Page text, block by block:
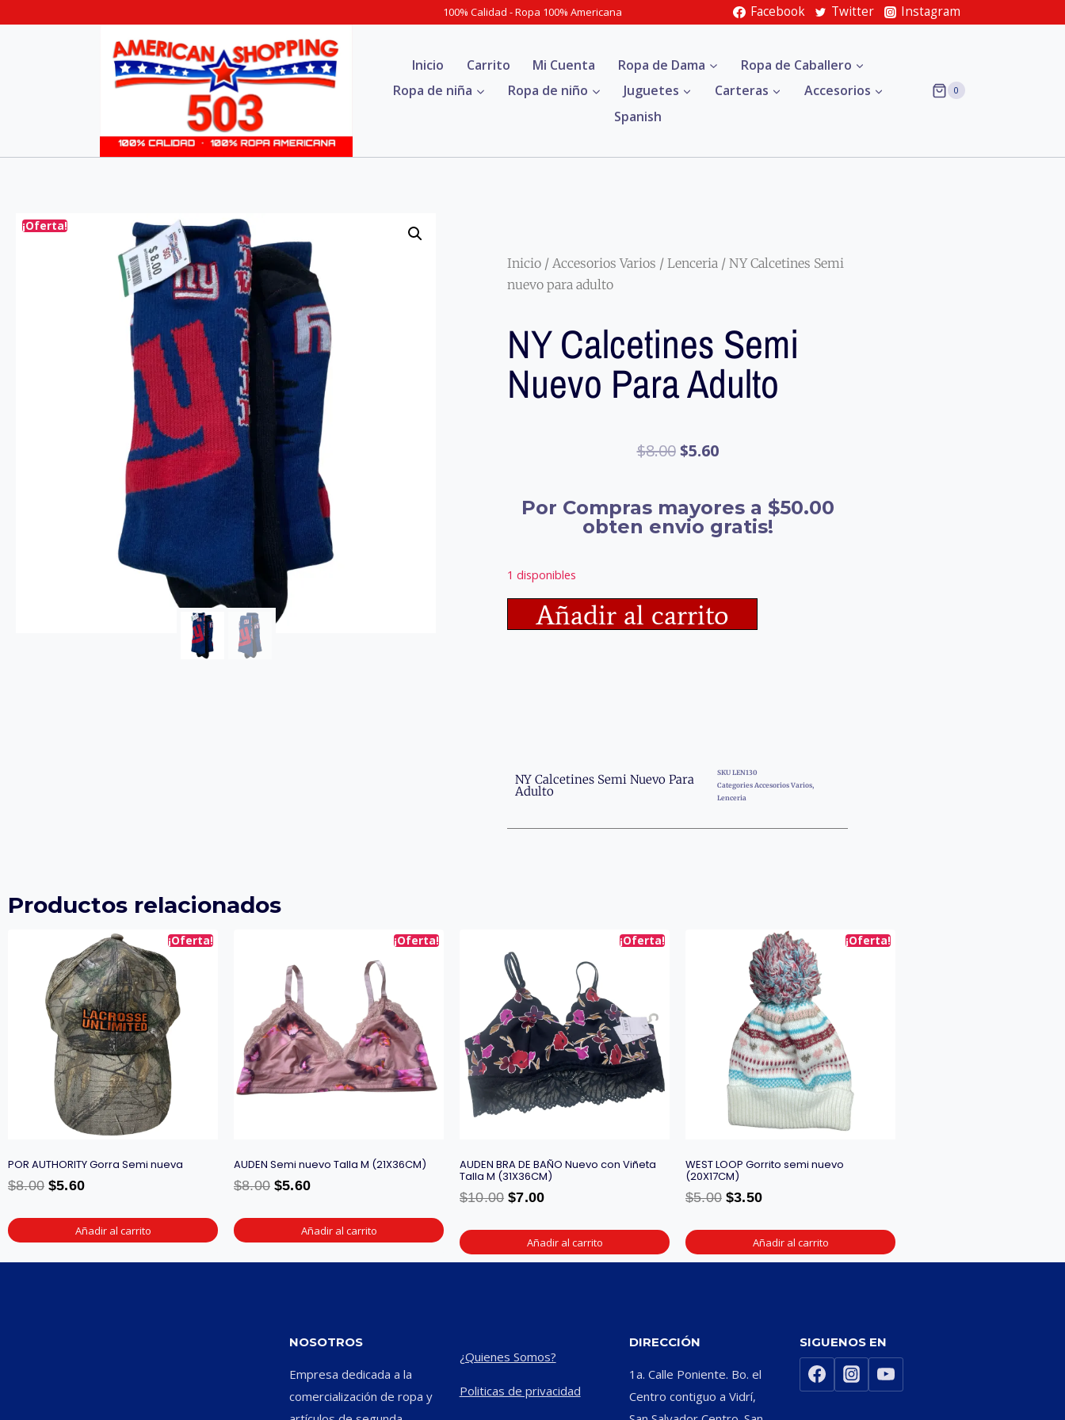
100% Calidad - Ropa 100% Americana Facebook Twitter Instagram
Inicio Carrito Mi Cuenta Ropa de Dama
Ropa de Caballero
Ropa de niña
Ropa de niño Juguetes Carteras
Accesorios
Spanish
0
¡Oferta!
Inicio / Accesorios Varios / Lenceria / NY Calcetines Semi
nuevo para adulto
NY Calcetines Semi
Nuevo Para Adulto
$8.00 $5.60
Por Compras mayores a $50.00
obten envio gratis!
1 disponibles
Añadir al carrito
NY Calcetines Semi Nuevo Para
Adulto
SKU LEN130
Categories Accesorios Varios,
Lenceria
Productos relacionados
¡Oferta!
POR AUTHORITY Gorra Semi nueva
$8.00 $5.60
Añadir al carrito
¡Oferta!
AUDEN Semi nuevo Talla M (21X36CM)
$8.00 $5.60
Añadir al carrito
¡Oferta!
AUDEN BRA DE BAÑO Nuevo con Viñeta
Talla M (31X36CM)
$10.00 $7.00
Añadir al carrito
¡Oferta!
WEST LOOP Gorrito semi nuevo
(20X17CM)
$5.00 $3.50
Añadir al carrito
NOSOTROS
Empresa dedicada a la
comercialización de ropa y
¿Quienes Somos?
Politicas de privacidad
DIRECCIÓN
1a. Calle Poniente. Bo. el
Centro contiguo a Vidrí,
SIGUENOS EN